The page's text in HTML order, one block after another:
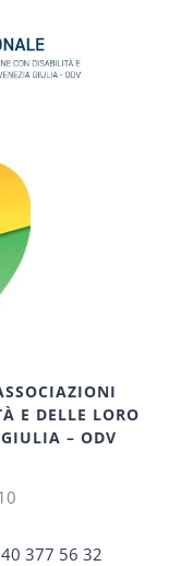
E DELLE LORO
– ODV
377 56 32